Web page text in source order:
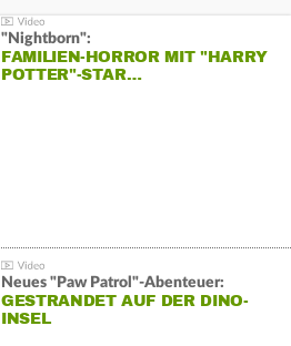
"Nightborn":
FAMILIEN-HORROR MIT "HARRY
POTTER"-STAR…
Neues "Paw Patrol"-Abenteuer:
GESTRANDET AUF DER DINO-
INSEL